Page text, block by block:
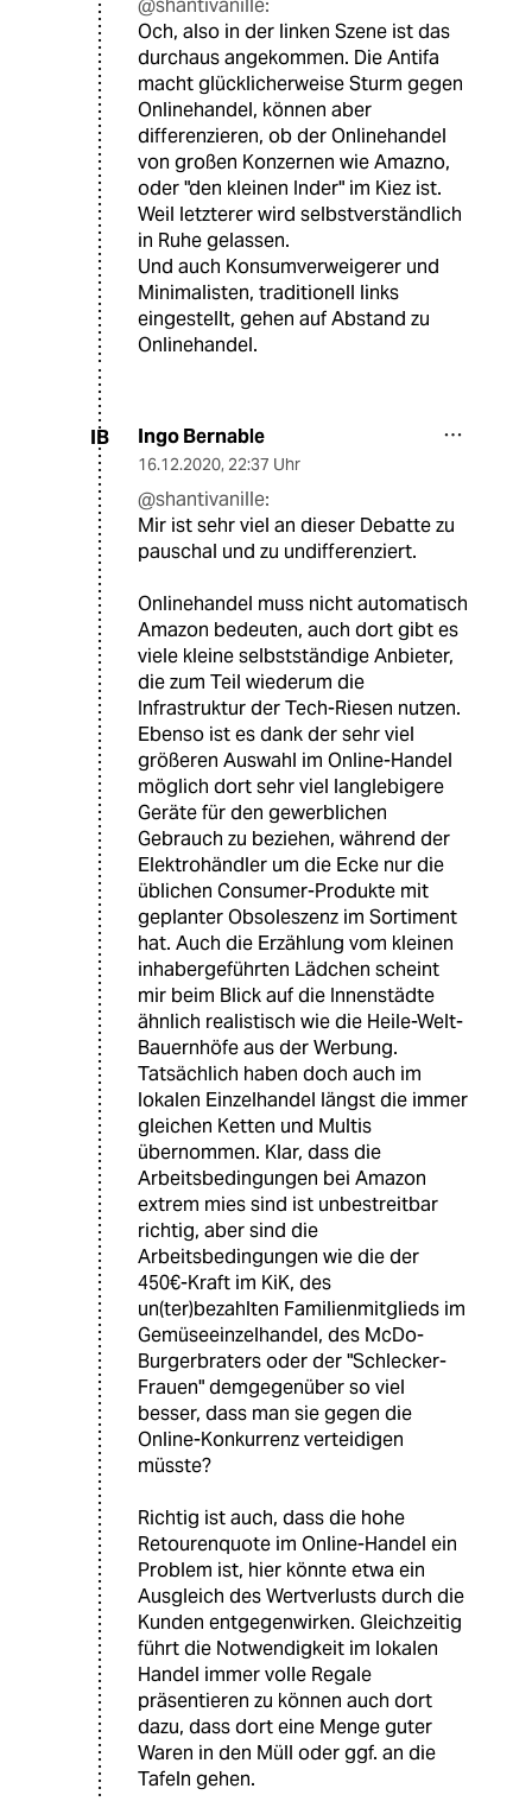
@shantivanille:
Och, also in der linken Szene ist das
durchaus angekommen. Die Antifa
macht glücklicherweise Sturm gegen
Onlinehandel, können aber
differenzieren, ob der Onlinehandel
von großen Konzernen wie Amazno,
oder "den kleinen Inder" im Kiez ist.
Weil letzterer wird selbstverständlich
in Ruhe gelassen.
Und auch Konsumverweigerer und
Minimalisten, traditionell links
eingestellt, gehen auf Abstand zu
Onlinehandel.
IB Ingo Bernable
16.12.2020, 22:37 Uhr
@shantivanille:
Mir ist sehr viel an dieser Debatte zu
pauschal und zu undifferenziert.
Onlinehandel muss nicht automatisch
Amazon bedeuten, auch dort gibt es
viele kleine selbstständige Anbieter,
die zum Teil wiederum die
Infrastruktur der Tech-Riesen nutzen.
Ebenso ist es dank der sehr viel
größeren Auswahl im Online-Handel
möglich dort sehr viel langlebigere
Geräte für den gewerblichen
Gebrauch zu beziehen, während der
Elektrohändler um die Ecke nur die
üblichen Consumer-Produkte mit
geplanter Obsoleszenz im Sortiment
hat. Auch die Erzählung vom kleinen
inhabergeführten Lädchen scheint
mir beim Blick auf die Innenstädte
ähnlich realistisch wie die Heile-Welt-
Bauernhöfe aus der Werbung.
Tatsächlich haben doch auch im
lokalen Einzelhandel längst die immer
gleichen Ketten und Multis
übernommen. Klar, dass die
Arbeitsbedingungen bei Amazon
extrem mies sind ist unbestreitbar
richtig, aber sind die
Arbeitsbedingungen wie die der
450€-Kraft im KiK, des
un(ter)bezahlten Familienmitglieds im
Gemüseeinzelhandel, des McDo-
Burgerbraters oder der "Schlecker-
Frauen" demgegenüber so viel
besser, dass man sie gegen die
Online-Konkurrenz verteidigen
müsste?
Richtig ist auch, dass die hohe
Retourenquote im Online-Handel ein
Problem ist, hier könnte etwa ein
Ausgleich des Wertverlusts durch die
Kunden entgegenwirken. Gleichzeitig
führt die Notwendigkeit im lokalen
Handel immer volle Regale
präsentieren zu können auch dort
dazu, dass dort eine Menge guter
Waren in den Müll oder ggf. an die
Tafeln gehen.